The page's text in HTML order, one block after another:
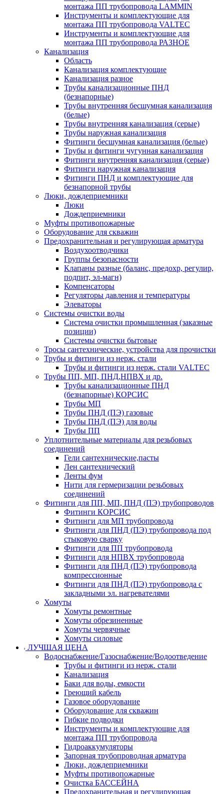
монтажа ПП трубопровода LAMMIN
Инструменты и комплектующие для
монтажа ПП трубопровода VALTEC
Инструменты и комплектующие для
монтажа ПП трубопровода РАЗНОЕ
Канализация
Область
Канализация комплектующие
Канализация разное
Трубы канализационные ПНД
(безнапорные)
Трубы внутренняя бесшумная канализация
(белые)
Трубы внутренняя канализация (серые)
Трубы наружная канализация
Фитинги бесшумная канализация (белые)
Трубы и фитинги чугунная канализация
Фитинги внутренняя канализация (серые)
Фитинги наружная канализация
Фитинги ПНД и комплектующие для
безнапорной трубы
Люки, дождеприемники
Люки
Дождеприемники
Муфты противопожарные
Оборудование для скважин
Предохранительная и регулирующая арматура
Воздухоотводчики
Группы безопасности
Клапаны разные (баланс, предохр, регулир,
подпит, эл-магн)
Компенсаторы
Регуляторы давления и температуры
Элеваторы
Системы очистки воды
Система очистки промышленная (заказные
позиции)
Системы очистки бытовые
Тросы сантехнические, устройства для прочистки
Трубы и фитинги из нерж. стали
Трубы и фитинги из нерж. стали VALTEC
Трубы ПП, МП, ПНД,НПВХ и др.
Трубы канализационные ПНД
(безнапорные) КОРСИС
Трубы МП
Трубы ПНД (ПЭ) газовые
Трубы ПНД (ПЭ) для воды
Трубы ПП
Уплотнительные материалы для резьбовых
соединений
Гели сантехнические,пасты
Лен сантехнический
Ленты фум
Нити для гермеризации резьбовых
соединений
Фитинги для ПП, МП, ПНД (ПЭ) трубопроводов
Фитинги КОРСИС
Фитинги для МП трубопровода
Фитинги для ПНД (ПЭ) трубопровода под
стыковую сварку
Фитинги для ПП трубопровода
Фитинги для НПВХ трубопровода
Фитинги для ПНД (ПЭ) трубопровода
компрессионные
Фитинги для ПНД (ПЭ) трубопровода с
закладными эл. нагревателями
Хомуты
Хомуты ремонтные
Хомуты обрезиненные
Хомуты червячные
Хомуты силовые
ЛУЧШАЯ ЦЕНА
Водоснабжение/Газоснабжение/Водоотведение
Трубы и фитинги из нерж. стали
Канализация
Баки для воды, емкости
Греющий кабель
Газовое оборудование
Оборудование для скважин
Гибкие подводки
Инструменты и комплектующие для
монтажа ПП трубопровода
Гидроаккумуляторы
Запорная трубопроводная арматура
Люки, дождеприемники
Муфты противопожарные
Очистка БАССЕЙНА
Предохранительная и регулирующая